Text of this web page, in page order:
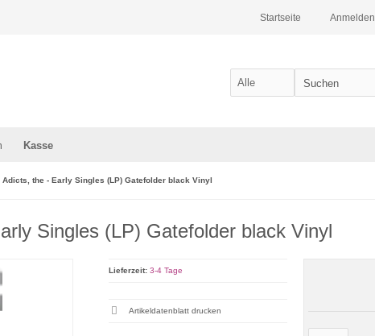
Anmelden
Startseite
Kasse
Adicts, the - Early Singles (LP) Gatefolder black Vinyl
Singles (LP) Gatefolder black Vinyl
Lieferzeit: 3-4 Tage
Artikeldatenblatt drucken